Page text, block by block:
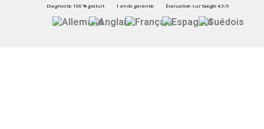
Diagnostic 100 % gratuit 1 an de garantie Évaluation sur Google 4,9/5